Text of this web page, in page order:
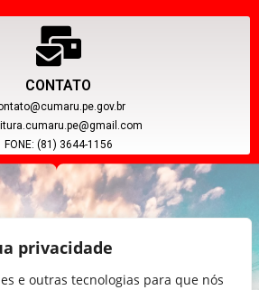
privacidade
e outras tecnologias para que nós
CONTATO
FONE: (81) 3644-1156